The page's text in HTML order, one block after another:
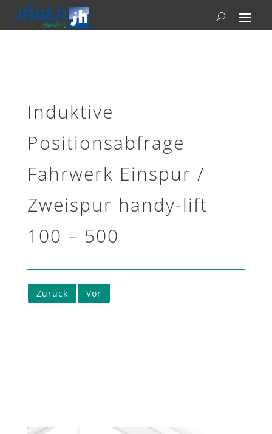
Induktive
Positionsabfrage
Fahrwerk Einspur /
Zweispur handy-lift
100 – 500
Zurück Vor